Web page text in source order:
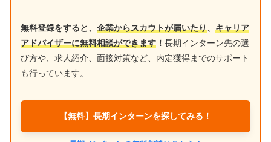
無料登録をすると、 企業からスカウトが届いたり、 キャリア
アドバイザーに無料相談ができます ！ 長期インターン先の選
び方や、求人紹介、面接対策など、内定獲得までのサポート
も行っています。
【無料】長期インターンを探してみる！